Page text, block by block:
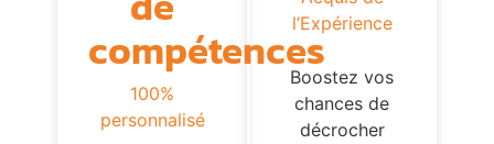
compétences
100%
personnalisé
l’Expérience
Boostez vos
chances de
décrocher